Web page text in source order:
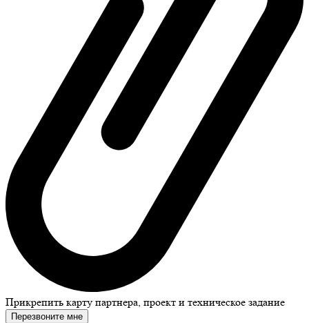
Прикрепить карту партнера, проект и техническое задание
Перезвоните мне